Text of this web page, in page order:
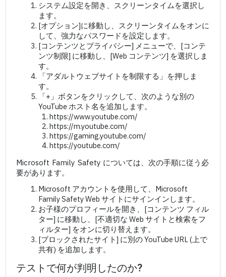
システム設定を開き、スクリーンタイムを選択し
ます。
[オプション]に移動し、スクリーンタイムをオンに
して、強力なパスワードを設定します。
[コンテンツとプライバシー] メニューで、[コンテ
ンツ制限] に移動し、[Web コンテンツ] を選択しま
す。
「アダルトウェブサイトを制限する」を押しま
す。
「+」ボタンをクリックして、次のような別の
YouTube ホスト名を追加します。
https://www.youtube.com/
https://m.youtube.com/
https://gaming.youtube.com/
https://youtube.com/
Microsoft Family Safety については、次の手順に従う必
要があります。
Microsoft アカウントを使用して、Microsoft
Family Safety Web サイトにサインインします。
お子様のプロフィールを開き、[コンテンツ フィル
ター] に移動し、[不適切な Web サイトと検索をフ
ィルター] をオンに切り替えます。
[ブロックされたサイト] に別の YouTube URL (上で
共有) を追加します。
テストで何が判明したのか?